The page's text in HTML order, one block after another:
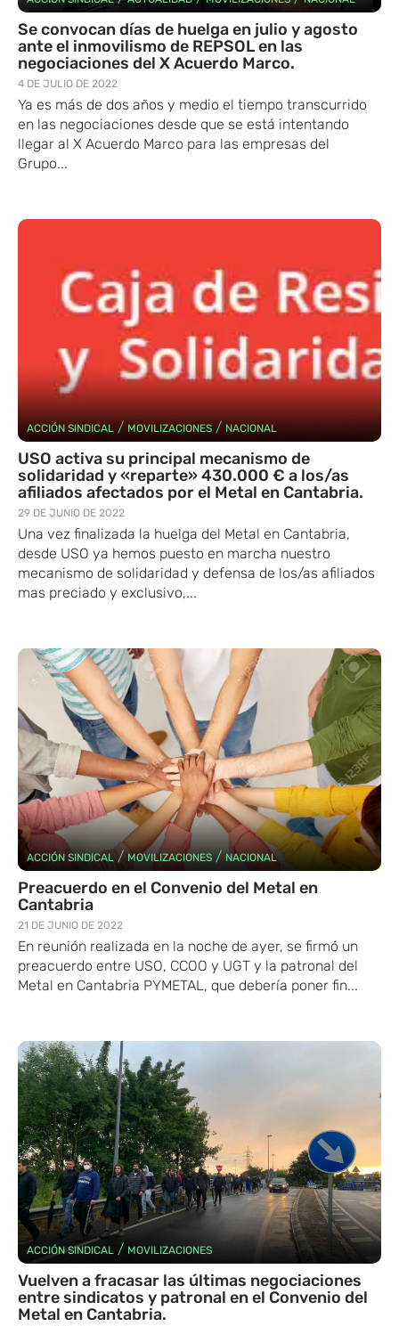
Se convocan días de huelga en julio y agosto
ante el inmovilismo de REPSOL en las
negociaciones del X Acuerdo Marco.
4 DE JULIO DE 2022
Ya es más de dos años y medio el tiempo transcurrido
en las negociaciones desde que se está intentando
llegar al X Acuerdo Marco para las empresas del
Grupo...
ACCIÓN SINDICAL /MOVILIZACIONES/NACIONAL
USO activa su principal mecanismo de
solidaridad y «reparte» 430.000 € a los/as
afiliados afectados por el Metal en Cantabria.
29 DE JUNIO DE 2022
Una vez finalizada la huelga del Metal en Cantabria,
desde USO ya hemos puesto en marcha nuestro
mecanismo de solidaridad y defensa de los/as afiliados
mas preciado y exclusivo,...
ACCIÓN SINDICAL /MOVILIZACIONES/NACIONAL
Preacuerdo en el Convenio del Metal en
Cantabria
21 DE JUNIO DE 2022
En reunión realizada en la noche de ayer, se firmó un
preacuerdo entre USO, CCOO y UGT y la patronal del
Metal en Cantabria PYMETAL, que debería poner fin...
ACCIÓN SINDICAL / MOVILIZACIONES
Vuelven a fracasar las últimas negociaciones
entre sindicatos y patronal en el Convenio del
Metal en Cantabria.